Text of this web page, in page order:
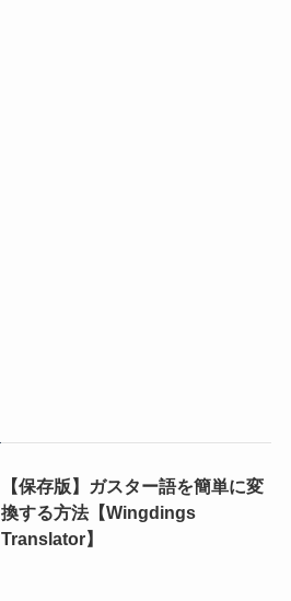
【保存版】ガスター語を簡単に変
換する方法【Wingdings
Translator】